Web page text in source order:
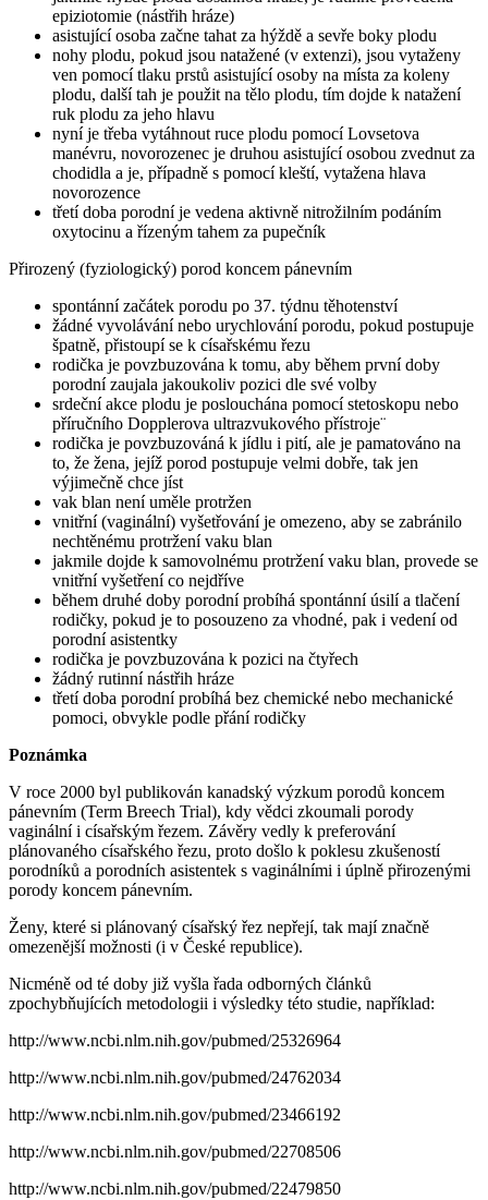
epiziotomie (nástřih hráze)
asistující osoba začne tahat za hýždě a sevře boky plodu
nohy plodu, pokud jsou natažené (v extenzi), jsou vytaženy
ven pomocí tlaku prstů asistující osoby na místa za koleny
plodu, další tah je použit na tělo plodu, tím dojde k natažení
ruk plodu za jeho hlavu
nyní je třeba vytáhnout ruce plodu pomocí Lovsetova
manévru, novorozenec je druhou asistující osobou zvednut za
chodidla a je, případně s pomocí kleští, vytažena hlava
novorozence
třetí doba porodní je vedena aktivně nitrožilním podáním
oxytocinu a řízeným tahem za pupečník
Přirozený (fyziologický) porod koncem pánevním
spontánní začátek porodu po 37. týdnu těhotenství
žádné vyvolávání nebo urychlování porodu, pokud postupuje
špatně, přistoupí se k císařskému řezu
rodička je povzbuzována k tomu, aby během první doby
porodní zaujala jakoukoliv pozici dle své volby
srdeční akce plodu je poslouchána pomocí stetoskopu nebo
příručního Dopplerova ultrazvukového přístroje¨
rodička je povzbuzováná k jídlu i pití, ale je pamatováno na
to, že žena, jejíž porod postupuje velmi dobře, tak jen
výjimečně chce jíst
vak blan není uměle protržen
vnitřní (vaginální) vyšetřování je omezeno, aby se zabránilo
nechtěnému protržení vaku blan
jakmile dojde k samovolnému protržení vaku blan, provede se
vnitřní vyšetření co nejdříve
během druhé doby porodní probíhá spontánní úsilí a tlačení
rodičky, pokud je to posouzeno za vhodné, pak i vedení od
porodní asistentky
rodička je povzbuzována k pozici na čtyřech
žádný rutinní nástřih hráze
třetí doba porodní probíhá bez chemické nebo mechanické
pomoci, obvykle podle přání rodičky
Poznámka
V roce 2000 byl publikován kanadský výzkum porodů koncem
pánevním (Term Breech Trial), kdy vědci zkoumali porody
vaginální i císařským řezem. Závěry vedly k preferování
plánovaného císařského řezu, proto došlo k poklesu zkušeností
porodníků a porodních asistentek s vaginálními i úplně přirozenými
porody koncem pánevním.
Ženy, které si plánovaný císařský řez nepřejí, tak mají značně
omezenější možnosti (i v České republice).
Nicméně od té doby již vyšla řada odborných článků
zpochybňujících metodologii i výsledky této studie, například:
http://www.ncbi.nlm.nih.gov/pubmed/25326964
http://www.ncbi.nlm.nih.gov/pubmed/24762034
http://www.ncbi.nlm.nih.gov/pubmed/23466192
http://www.ncbi.nlm.nih.gov/pubmed/22708506
http://www.ncbi.nlm.nih.gov/pubmed/22479850